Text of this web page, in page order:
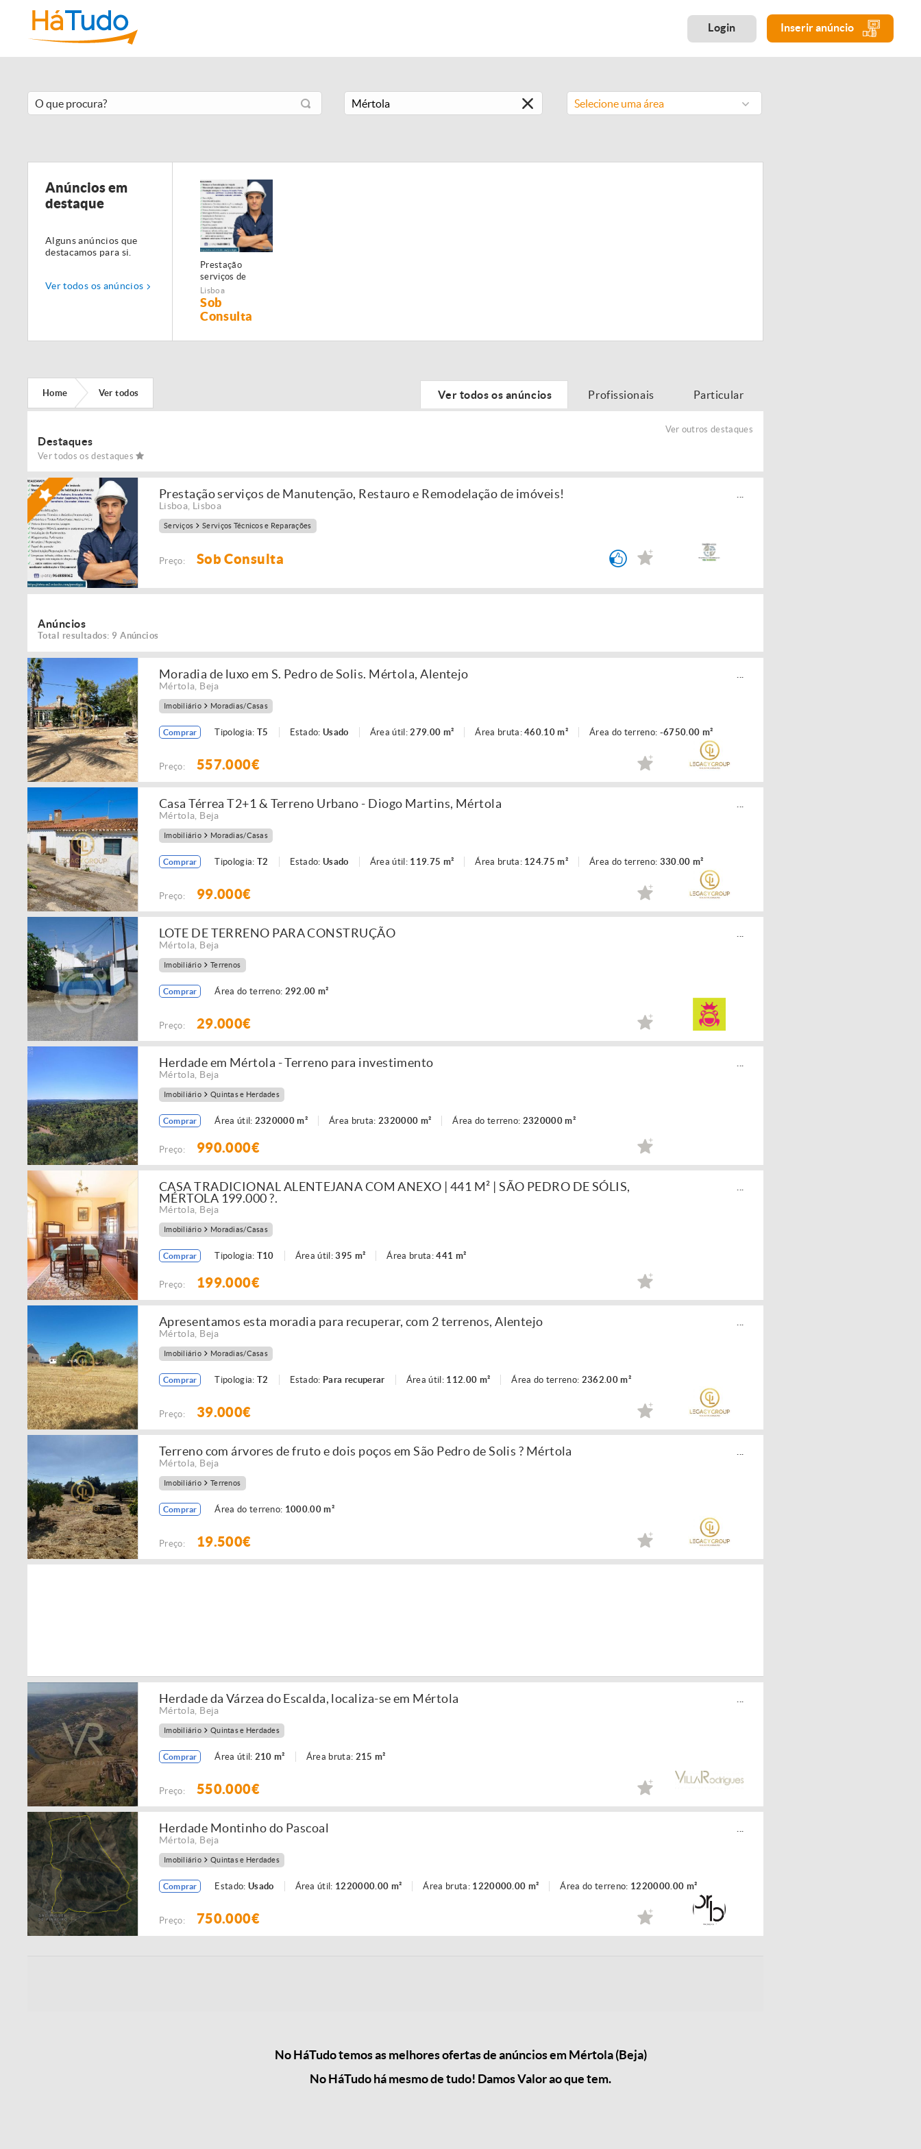
Login Inserir anúncio
Selecione uma área
Anúncios em
destaque
Alguns anúncios que
destacamos para si.
Ver todos os anúncios
Prestação
serviços de
Manutenção,
Restauro e
Remodelação de
imóveis!
Lisboa
Sob
Consulta
Home Ver todos Ver todos os anúncios Profissionais Particular
Ver outros destaques
Destaques
Ver todos os destaques
Prestação serviços de Manutenção, Restauro e Remodelação de imóveis!
Lisboa Lisboa
Serviços Serviços Técnicos e Reparações
Preço: Sob Consulta
Anúncios
Total resultados: 9 Anúncios
Moradia de luxo em S. Pedro de Solis. Mértola, Alentejo
Mértola Beja
Imobiliário Moradias/Casas
Comprar Tipologia: T5 Estado:Usado Área útil:279.00 m² Área bruta:460.10 m² Área do terreno: -6750.00 m²
Preço: 557.000€
Casa Térrea T2+1 & Terreno Urbano - Diogo Martins, Mértola
Mértola Beja
Imobiliário Moradias/Casas
Comprar Tipologia: T2 Estado:Usado Área útil: 119.75 m² Área bruta: 124.75 m² Área do terreno: 330.00 m²
Preço: 99.000€
LOTE DE TERRENO PARA CONSTRUÇÃO
Mértola Beja
Imobiliário Terrenos
Comprar Área do terreno: 292.00 m²
Preço: 29.000€
Herdade em Mértola - Terreno para investimento
Mértola Beja
Imobiliário Quintas e Herdades
Comprar Área útil: 2320000 m² Área bruta: 2320000 m² Área do terreno: 2320000 m²
Preço: 990.000€
CASA TRADICIONAL ALENTEJANA COM ANEXO | 441 M² | SÃO PEDRO DE SÓLIS,
MÉRTOLA 199.000 ?.
Mértola Beja
Imobiliário Moradias/Casas
Comprar Tipologia: T10 Área útil:395 m² Área bruta:441 m²
Preço: 199.000€
Apresentamos esta moradia para recuperar, com 2 terrenos, Alentejo
Mértola Beja
Imobiliário Moradias/Casas
Comprar Tipologia: T2 Estado: Para recuperar Área útil: 112.00 m² Área do terreno: 2362.00 m²
Preço: 39.000€
Terreno com árvores de fruto e dois poços em São Pedro de Solis ? Mértola
Mértola Beja
Imobiliário Terrenos
Comprar Área do terreno: 1000.00 m²
Preço: 19.500€
Herdade da Várzea do Escalda, localiza-se em Mértola
Mértola Beja
Imobiliário Quintas e Herdades
Comprar Área útil: 210 m² Área bruta: 215 m²
Preço: 550.000€
Herdade Montinho do Pascoal
Mértola Beja
Imobiliário Quintas e Herdades
Comprar Estado: Usado Área útil: 1220000.00 m² Área bruta: 1220000.00 m² Área do terreno: 1220000.00 m²
Preço: 750.000€
No HáTudo temos as melhores ofertas de anúncios em Mértola (Beja)
No HáTudo há mesmo de tudo! Damos Valor ao que tem.